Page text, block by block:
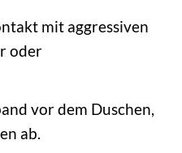
mit aggressiven
oder
vor dem Duschen,
ab.